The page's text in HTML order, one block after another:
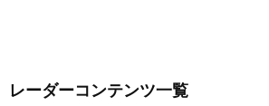
レーダーコンテンツ一覧